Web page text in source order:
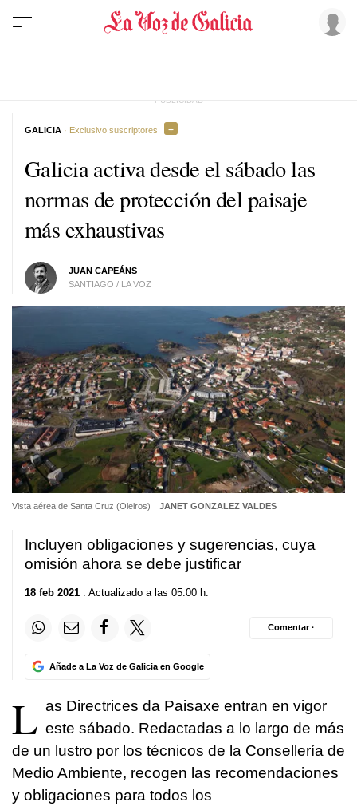
Galicia activa desde el sábado las
normas de protección del paisaje
más exhaustivas
JUAN CAPEÁNS
SANTIAGO / LA VOZ
GALICIA · Exclusivo suscriptores
Vista aérea de Santa Cruz (Oleiros) JANET GONZALEZ VALDES
Incluyen obligaciones y sugerencias, cuya
omisión ahora se debe justificar
18 feb 2021 . Actualizado a las 05:00 h.
Añade a La Voz de Galicia en Google
Comentar ·
L as Directrices da Paisaxe entran en vigor
este sábado. Redactadas a lo largo de más
de un lustro por los técnicos de la Consellería de
Medio Ambiente, recogen las recomendaciones
y obligaciones para todos los